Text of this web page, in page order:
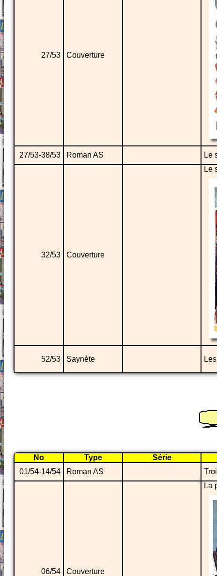
27/53 Couverture
27/53-38/53 Roman AS Le
32/53 Couverture
Le
52/53 Saynète
No Type
Série
01/54-14/54
Roman AS
06/54 Couverture
La